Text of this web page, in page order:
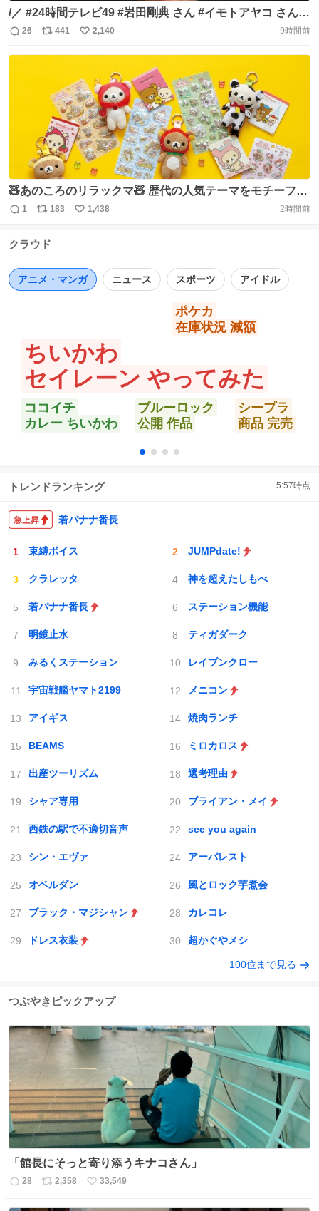
/／ #24時間テレビ49 #岩田剛典 さん #イモトアヤコ さんが
能登の地に巨大地上絵を描く プロジェクトに挑みます \＼
の想いのもと 地上絵アーティスト・サイープさんが 岩田さ
ん、イモトさん、 そして能登の皆さんと協力し
https://t.co/jt4kS1Kpei
返
信
26
リ
ポ
数
441
い
い
数
2,140 9時間前
🧸あのころのリラックマ🧸 歴代の人気テーマをモチーフに
した『あのころのリラックマ』シリーズが登場✨ 2003年～
懐かしいアイテムがラインナップ♪ 📅2026年9月上旬 📍全
https://t.co/EkSUNNtU4J ＃pr https://t.co/dgyunLM1bL
返
数
1
リ
ス
数
183
い
1,438 2時間前
クラウド
アニメ・マンガ ニュース スポーツ アイドル
ちいかわ
セイレーン やってみた
ポケカ
在庫状況 減額
シープラ
商品 完売
ブルーロック
公開 作品
ココイチ
カレー ちいかわ
トレンドランキング 5:57時点
若バナナ番長
束縛ボイス JUMPdate!
クラレッタ 神を超えたしもべ
若バナナ番長 ステーション機能
明鏡止水 ティガダーク
みるくステーション レイブンクロー
宇宙戦艦ヤマト2199 メニコン
アイギス 焼肉ランチ
BEAMS ミロカロス
出産ツーリズム 選考理由
シャア専用 ブライアン・メイ
西鉄の駅で不適切音声 see you again
シン・エヴァ アーバレスト
オベルダン 風とロック芋煮会
ブラック・マジシャン カレコレ
ドレス衣装 超かぐやメシ
100位まで見る
つぶやきピックアップ
「館長にそっと寄り添うキナコさん」
返
28
リ
2,358
い
33,549